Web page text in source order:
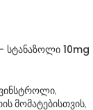
სტანაზოლი 10mg
ვინსტროლი,
მომატებისთვის,